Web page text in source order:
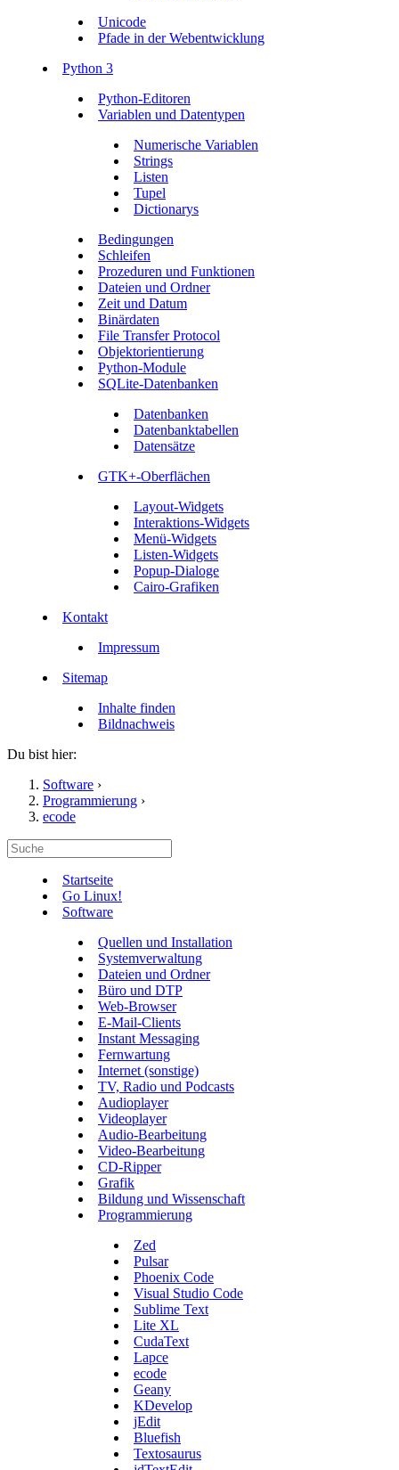
Unicode
Pfade in der Webentwicklung
Python 3
Python-Editoren
Variablen und Datentypen
Numerische Variablen
Strings
Listen
Tupel
Dictionarys
Bedingungen
Schleifen
Prozeduren und Funktionen
Dateien und Ordner
Zeit und Datum
Binärdaten
File Transfer Protocol
Objektorientierung
Python-Module
SQLite-Datenbanken
Datenbanken
Datenbanktabellen
Datensätze
GTK+-Oberflächen
Layout-Widgets
Interaktions-Widgets
Menü-Widgets
Listen-Widgets
Popup-Dialoge
Cairo-Grafiken
Kontakt
Impressum
Sitemap
Inhalte finden
Bildnachweis
Du bist hier:
Software ›
Programmierung ›
ecode
Startseite
Go Linux!
Software
Quellen und Installation
Systemverwaltung
Dateien und Ordner
Büro und DTP
Web-Browser
E-Mail-Clients
Instant Messaging
Fernwartung
Internet (sonstige)
TV, Radio und Podcasts
Audioplayer
Videoplayer
Audio-Bearbeitung
Video-Bearbeitung
CD-Ripper
Grafik
Bildung und Wissenschaft
Programmierung
Zed
Pulsar
Phoenix Code
Visual Studio Code
Sublime Text
Lite XL
CudaText
Lapce
ecode
Geany
KDevelop
jEdit
Bluefish
Textosaurus